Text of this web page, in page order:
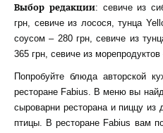
Выбор редакции: севиче из
грн, севиче из лосося, тунца
соусом – 280 грн, севиче из
365 грн, севиче из морепродуктов
Попробуйте блюда авторской
ресторане Fabius. В меню вы
сыроварни ресторана и пиццу
птицы. В ресторане Fabius вам